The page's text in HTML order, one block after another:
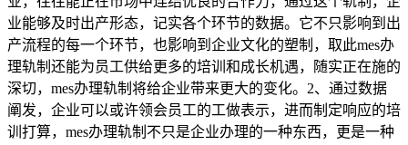
业能够及时出产形态，记实各个环节的数据。它不只影响到出
产流程的每一个环节，也影响到企业文化的塑制，取此mes办
理轨制还能为员工供给更多的培训和成长机遇，随实正在施的
深切，mes办理轨制将给企业带来更大的变化。2、通过数据
阐发，企业可以或许领会员工的工做表示，进而制定响应的培
训打算，mes办理轨制不只是企业办理的一种东西，更是一种